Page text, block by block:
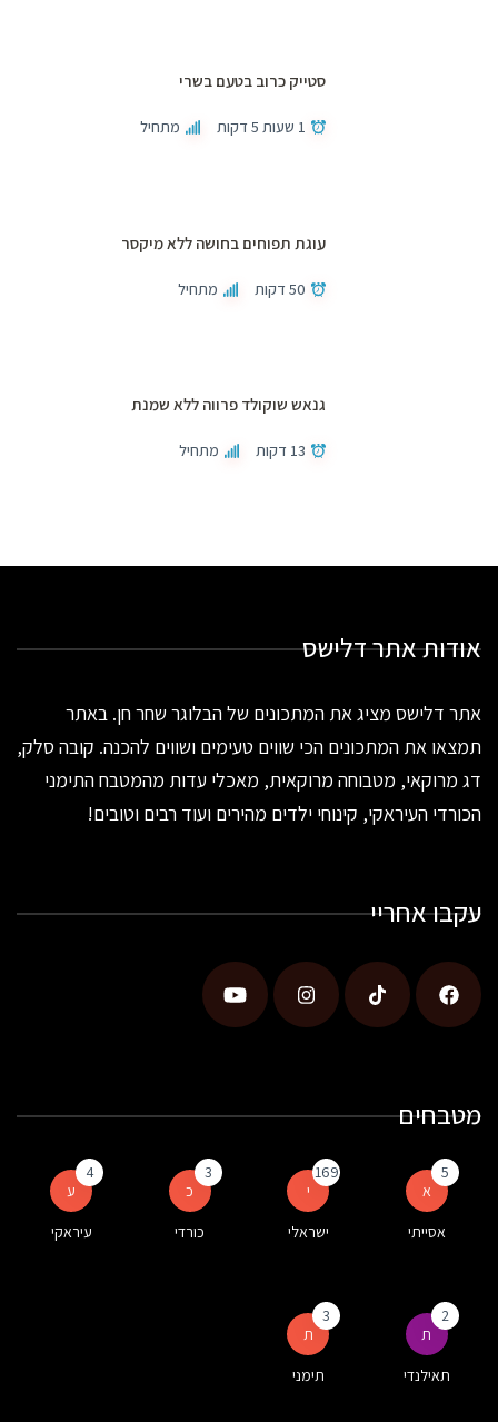
סטייק כרוב בטעם בשרי
1 שעות 5 דקות מתחיל
עוגת תפוחים בחושה ללא מיקסר
50 דקות מתחיל
גנאש שוקולד פרווה ללא שמנת
13 דקות מתחיל
אודות אתר דלישס
אתר דלישס מציג את המתכונים של הבלוגר שחר חן. באתר
תמצאו את המתכונים הכי שווים טעימים ושווים להכנה. קובה סלק,
דג מרוקאי, מטבוחה מרוקאית, מאכלי עדות מהמטבח התימני
הכורדי העיראקי, קינוחי ילדים מהירים ועוד רבים וטובים!
עקבו אחריי
מטבחים
א
5
אסייתי
י
169
ישראלי
כ
3
כורדי
ע
4
עיראקי
ת
2
תאילנדי
ת
3
תימני